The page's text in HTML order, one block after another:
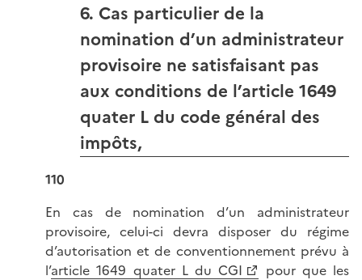
6. Cas particulier de la
nomination d’un administrateur
provisoire ne satisfaisant pas
aux conditions de l’article 1649
quater L du code général des
impôts,
110
En cas de nomination d’un administrateur
provisoire, celui-ci devra disposer du régime
d’autorisation et de conventionnement prévu à
l’article 1649 quater L du CGI
pour que les